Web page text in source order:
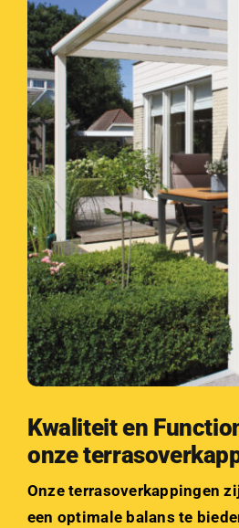
Kwaliteit en
onze
Onze terrasoverkappingen
een optimale balans te